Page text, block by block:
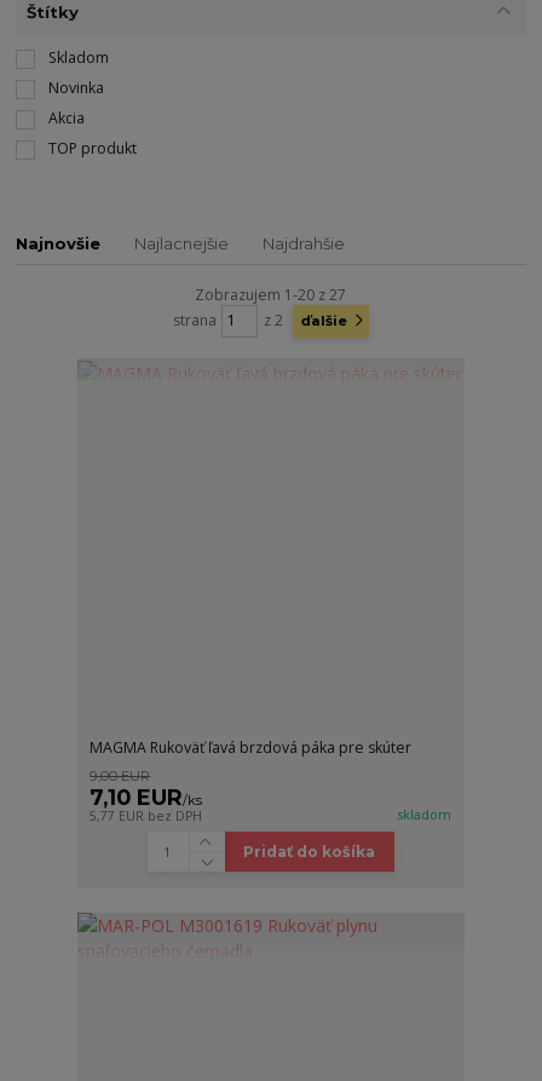
Štítky
Skladom
Novinka
Akcia
TOP produkt
Najnovšie Najlacnejšie Najdrahšie
Zobrazujem 1-20 z 27
strana
z 2 ďalšie
MAGMA Rukoväť ľavá brzdová páka pre skúter
9,00 EUR
7,10 EUR/ks
5,77 EUR bez DPH skladom
Pridať do košíka